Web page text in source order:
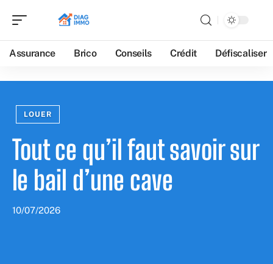
Assurance Brico Conseils Crédit Défiscaliser
LOUER
Tout ce qu’il faut savoir sur
le bail d’une cave
10/07/2026